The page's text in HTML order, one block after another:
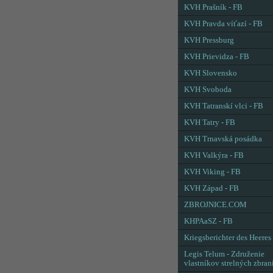
KVH Prašník - FB
KVH Pravda víťazí - FB
KVH Pressburg
KVH Prievidza - FB
KVH Slovensko
KVH Svoboda
KVH Tatranskí vlci - FB
KVH Tatry - FB
KVH Trnavská posádka
KVH Valkýra - FB
KVH Viking - FB
KVH Západ - FB
ZBROJNICE.COM
KHPAaSZ - FB
Kriegsberichter des Heeres
Legis Telum - Združenie
vlastníkov strelných